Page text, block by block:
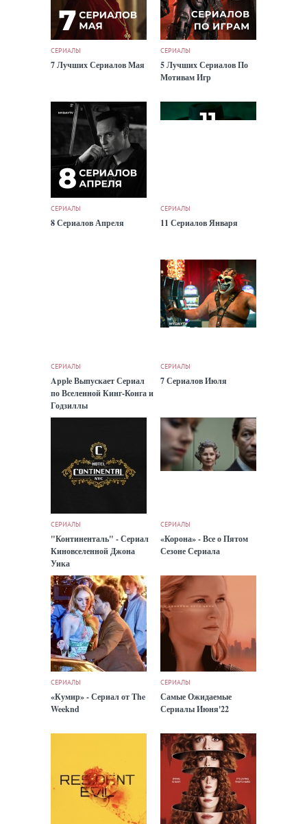
СЕРИАЛЫ
7 Лучших Сериалов Мая
СЕРИАЛЫ
5 Лучших Сериалов По
Мотивам Игр
СЕРИАЛЫ
8 Сериалов Апреля
СЕРИАЛЫ
11 Сериалов Января
СЕРИАЛЫ
Apple Выпускает Сериал
по Вселенной Кинг-Конга и
Годзиллы
СЕРИАЛЫ
7 Сериалов Июля
СЕРИАЛЫ
"Континенталь" - Сериал
Киновселенной Джона
Уика
СЕРИАЛЫ
«Корона» - Все о Пятом
Сезоне Сериала
СЕРИАЛЫ
«Кумир» - Сериал от The
Weeknd
СЕРИАЛЫ
Самые Ожидаемые
Сериалы Июня'22